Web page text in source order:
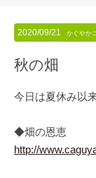
2020/09/21 かぐやか
秋の畑
今日は夏休み以
◆畑の恩恵
http://